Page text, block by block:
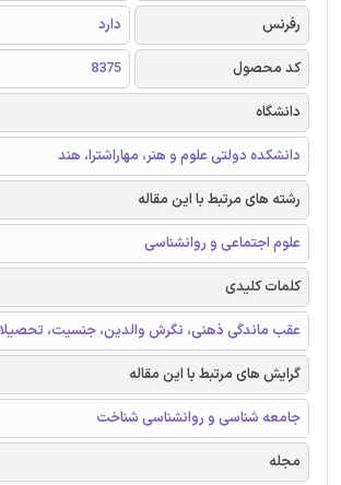
رفرنس
دارد
کد محصول
8375
دانشگاه
دانشکده دولتی علوم و هنر، مهاراشترا، هند
رشته های مرتبط با این مقاله
علوم اجتماعی و روانشناسی
کلمات کلیدی
عقب ماندگی ذهنی، نگرش والدین، جنسیت،
گرایش های مرتبط با این مقاله
جامعه شناسی و روانشناسی شناخت
مجله